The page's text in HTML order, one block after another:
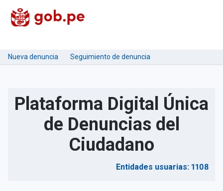
Nueva denuncia Seguimiento de denuncia
Plataforma Digital Única
de Denuncias del
Ciudadano
Entidades usuarias: 1108